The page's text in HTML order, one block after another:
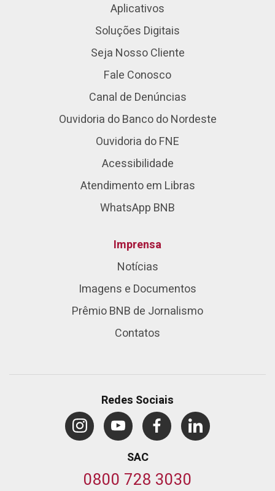
Aplicativos
Soluções Digitais
Seja Nosso Cliente
Fale Conosco
Canal de Denúncias
Ouvidoria do Banco do Nordeste
Ouvidoria do FNE
Acessibilidade
Atendimento em Libras
WhatsApp BNB
Imprensa
Notícias
Imagens e Documentos
Prêmio BNB de Jornalismo
Contatos
Redes Sociais
SAC
0800 728 3030